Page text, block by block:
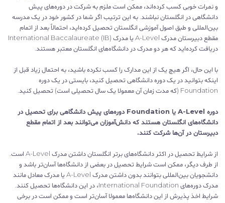
و نمرات خوبی کسب کرده‌اند، ممکن است ملزم به شرکت در دوره‌های پیش
دانشگاهی در انگلستان نباشند. به این ترتیب اگر شما در کشور خود در یک مدرسه
بین‌المللی و طبق اصول آموزشی انگلستان تحصیل کرده‌اید، احتمالاً بعد از اتمام
مقطع دبیرستان مدرک A-Level یا مدرک International Baccalaureate (IB)
دریافت کرده‌اید که هر دو مدرک در دانشگاه‌های انگلستان معتبر هستند.
با این حال، اگر هیچ یک از این مدارک را کسب نکرده باشید، به احتمال زیاد قبل از
اینکه بتوانید در یک دوره دانشگاهی تحصیل کنید، بایستی در یک دوره
Foundation (که مدت زمان آن معمولا یک سال تحصیلی است) تحصیل کنید.
دوره A-Level یا Foundation دوره‌های پیش‌ دانشگاهی برای تحصیل در
دانشگاه‌های انگلستان هستند که دانش‌آموزان می‌توانند بعد از اتمام مقطع
دبیرستان در آن‌ها شرکت کنند.
از شرایط تحصیل در اکثر دانشگاه‌های برتر انگلستان داشتن مدرک A-Level است.
از طرف دیگر، ممکن است شرایط تحصیل در بعضی از دانشگاه‌ها آسان‌تر باشد و
دانشجویان بین‌المللی بتوانند بدون داشتن مدرک A-Level یا مدرک معادل مانند
مدرک دوره‌های International Foundation، در این دانشگاه‌ها تحصیل کنند.
شرایط اخذ پذیرش از این دانشگاه‌ها معمولا آسان‌تر است و ممکن است در برخی